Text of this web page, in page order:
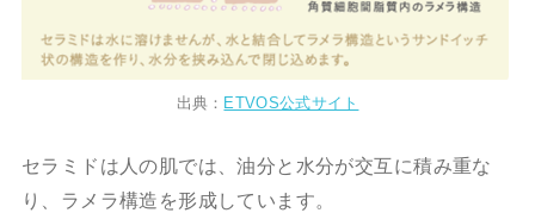
出典： ETVOS公式サイト
セラミドは人の肌では、油分と水分が交互に積み重な
り、ラメラ構造を形成しています。